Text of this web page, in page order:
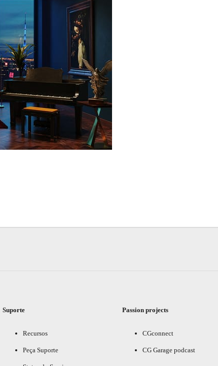
Suporte
Recursos
Peça Suporte
Passion projects
CGconnect
CG Garage podcast